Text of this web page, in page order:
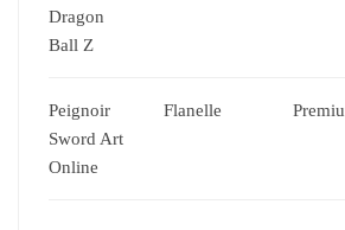
Dragon
Ball Z
Peignoir
Sword Art
Online
Flanelle